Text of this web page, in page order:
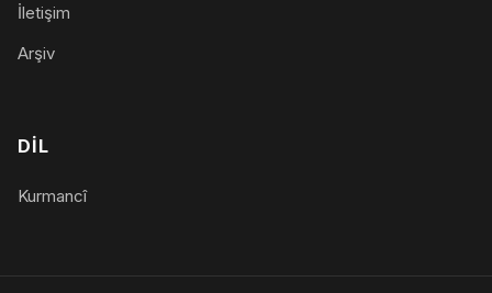
İletişim
Arşiv
DIL
Kurmancî